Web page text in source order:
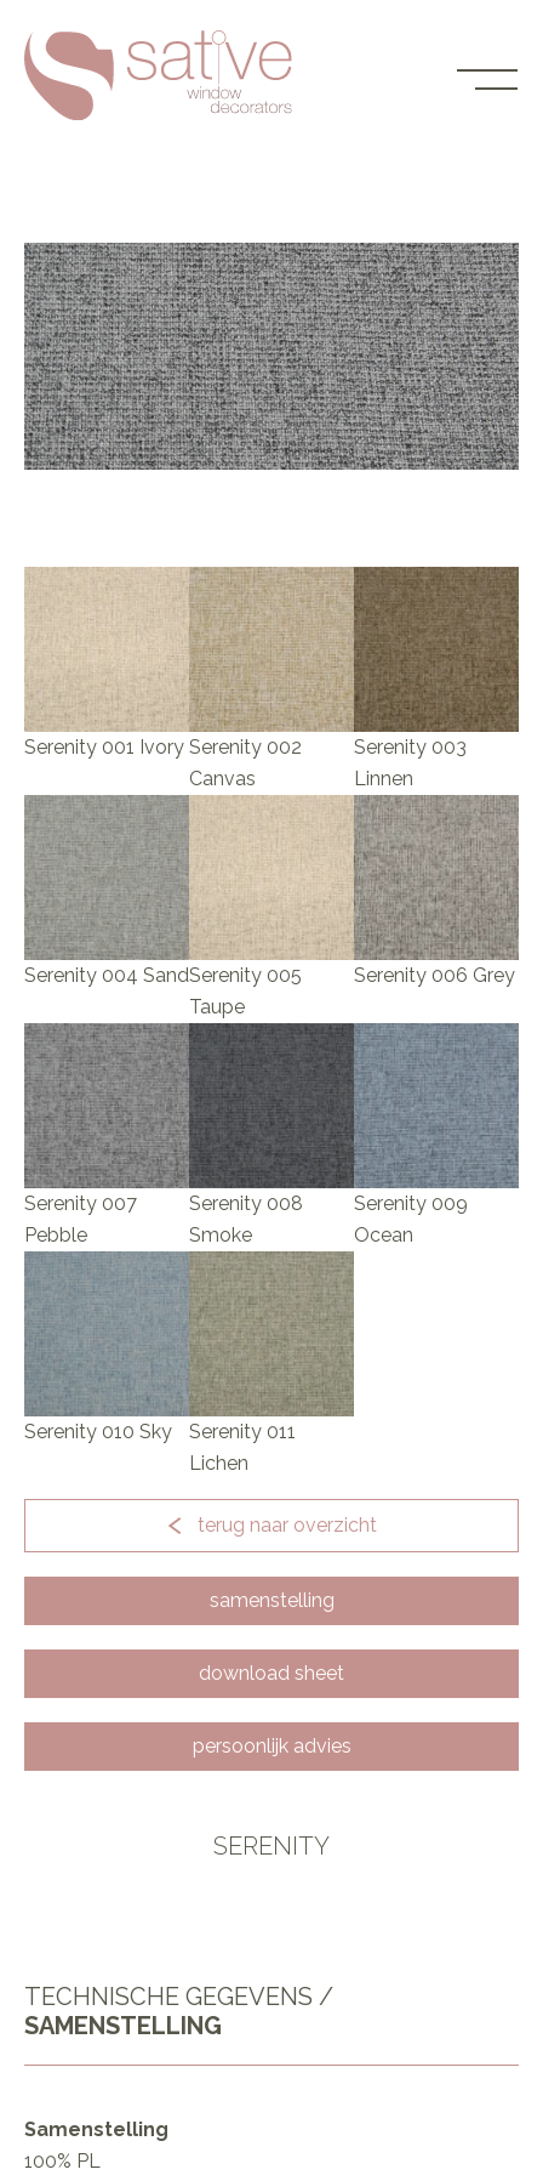
Serenity 001 Ivory Serenity 002
Canvas
Serenity 003
Linnen
Serenity 004 SandSerenity 005
Taupe
Serenity 006 Grey
Serenity 007
Pebble
Serenity 008
Smoke
Serenity 009
Ocean
Serenity 010 Sky
Serenity 011
Lichen
terug naar overzicht
samenstelling
download sheet
persoonlijk advies
SERENITY
TECHNISCHE GEGEVENS /
SAMENSTELLING
Samenstelling
100% PL